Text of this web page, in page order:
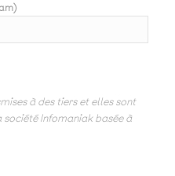
à des tiers et elles sont
Infomaniak basée à